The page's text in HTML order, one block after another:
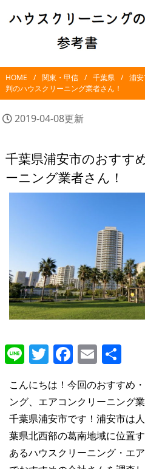
HOME 関東・甲信 千葉県 浦
判のハウスクリーニング業者さん！
2019-04-08更新
千葉県浦安市のおすす
ーニング業者さん！
LineTwitterEmail
こんにちは！今回のおすすめ
ング、エアコンクリーニング
千葉県浦安市です！浦安市は
葉県北西部の葛南地域に位置
あるハウスクリーニング・エ